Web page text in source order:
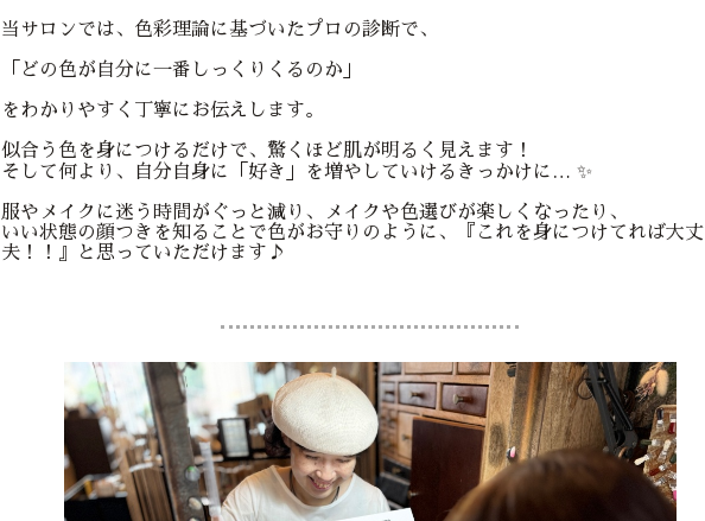
当サロンでは、色彩理論に基づいたプロの診断で、
「どの色が自分に一番しっくりくるのか」
をわかりやすく丁寧にお伝えします。
似合う色を身につけるだけで、驚くほど肌が明るく見えます！
そして何より、自分自身に「好き」を増やしていけるきっかけに… ✨
服やメイクに迷う時間がぐっと減り、メイクや色選びが楽しくなったり、
いい状態の顔つきを知ることで色がお守りのように、『これを身につけてれば大丈
夫！！』と思っていただけます♪